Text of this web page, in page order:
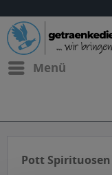
Menü
Pott Spirituosen